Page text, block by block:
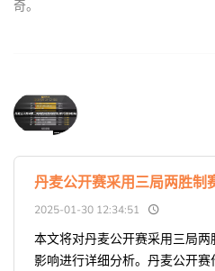
奇。
丹麦公开赛采用三局两胜制
2025-01-30 12:34:51
本文将对丹麦公开赛采用三局
影响进行详细分析。丹麦公开